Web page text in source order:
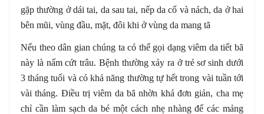
gặp thường ở dái tai, da sau tai, nếp da cổ và nách, da ở hai
bên mũi, vùng đầu, mặt, đôi khi ở vùng da mang tã
Nếu theo dân gian chúng ta có thể gọi dạng viêm da tiết bã
này là nấm cứt trâu. Bệnh thường xảy ra ở trẻ sơ sinh dưới
3 tháng tuổi và có khả năng thường tự hết trong vài tuần tới
vài tháng. Điều trị viêm da bã nhờn khá đơn giản, cha mẹ
chỉ cần làm sạch da bé một cách nhẹ nhàng để các mảng